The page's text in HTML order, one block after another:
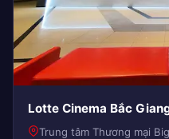
Lotte Cinema Bắc
Trung tâm Thương mại